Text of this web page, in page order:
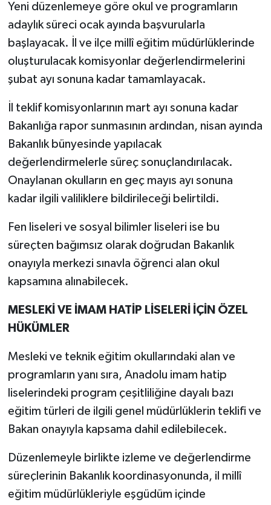
Yeni düzenlemeye göre okul ve programların
adaylık süreci ocak ayında başvurularla
başlayacak. İl ve ilçe millî eğitim müdürlüklerinde
oluşturulacak komisyonlar değerlendirmelerini
şubat ayı sonuna kadar tamamlayacak.
İl teklif komisyonlarının mart ayı sonuna kadar
Bakanlığa rapor sunmasının ardından, nisan ayında
Bakanlık bünyesinde yapılacak
değerlendirmelerle süreç sonuçlandırılacak.
Onaylanan okulların en geç mayıs ayı sonuna
kadar ilgili valiliklere bildirileceği belirtildi.
Fen liseleri ve sosyal bilimler liseleri ise bu
süreçten bağımsız olarak doğrudan Bakanlık
onayıyla merkezi sınavla öğrenci alan okul
kapsamına alınabilecek.
MESLEKİ VE İMAM HATİP LİSELERİ İÇİN ÖZEL
HÜKÜMLER
Mesleki ve teknik eğitim okullarındaki alan ve
programların yanı sıra, Anadolu imam hatip
liselerindeki program çeşitliliğine dayalı bazı
eğitim türleri de ilgili genel müdürlüklerin teklifi ve
Bakan onayıyla kapsama dahil edilebilecek.
Düzenlemeyle birlikte izleme ve değerlendirme
süreçlerinin Bakanlık koordinasyonunda, il millî
eğitim müdürlükleriyle eşgüdüm içinde